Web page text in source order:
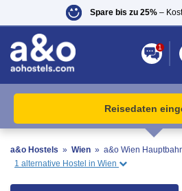
Spare bis zu 25%–
1
Reisedaten
a&o Hostels » Wien » a&o Wien
1 alternative Hostel in Wien